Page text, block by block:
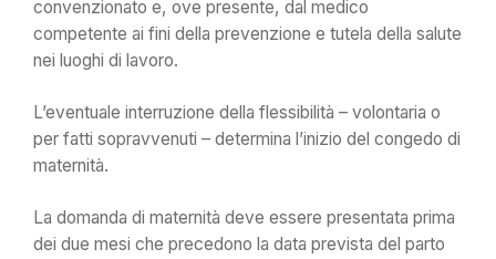
convenzionato e, ove presente, dal medico
competente ai fini della prevenzione e tutela della salute
nei luoghi di lavoro.
L’eventuale interruzione della flessibilità – volontaria o
per fatti sopravvenuti – determina l’inizio del congedo di
maternità.
La domanda di maternità deve essere presentata prima
dei due mesi che precedono la data prevista del parto